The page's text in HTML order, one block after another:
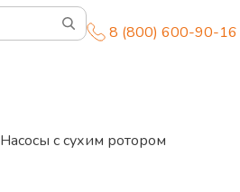
8 (800) 600-90-16
Насосы с сухим ротором